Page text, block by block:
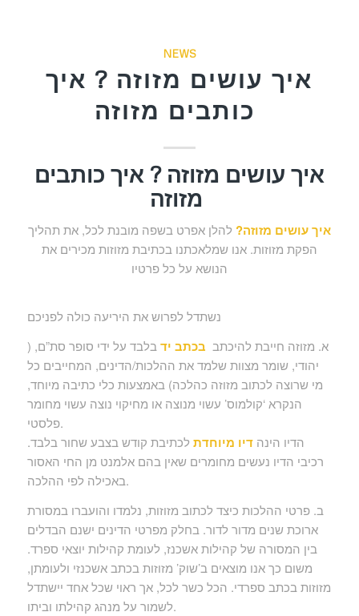
NEWS
איך עושים מזוזה ? איך
איך עושים מזוזה ? איך כותבים
איך עושים מזוזה? להלן אפרט בשפה מובנת לכל, את תהליך
הפקת מזוזות. אנו שמלאכתנו בכתיבת מזוזות מכירים את
הנושא על כל פרטיו
נשתדל לפרוש את היריעה כולה לפניכם
א. מזוזה חייבת להיכתב בכתב יד בלבד על ידי סופר סת”ם, (
יהודי, שומר מצוות שלמד את ההלכות/הדינים, המחייבים כל
מי שרוצה לכתוב מזוזה כהלכה) באמצעות כלי כתיבה מיוחד,
הנקרא ‘קולמוס’ עשוי מנוצה או מחיקוי נוצה עשוי מחומר
פלסטי.
הדיו הינהדיו מיוחדת לכתיבת קודש בצבע שחור בלבד.
רכיבי הדיו נעשים מחומרים שאין בהם אלמנט מן החי האסור
באכילה לפי ההלכה.
ב. פרטי ההלכות כיצד לכתוב מזוזות, נלמדו והועברו במסורת
ארוכת שנים מדור לדור. בחלק מפרטי הדינים ישנם הבדלים
בין המסורה של קהילות אשכנז, לעומת קהילות יוצאי ספרד.
משום כך אנו מוצאים ב’שוק’ מזוזות בכתב אשכנזי ולעומתן,
מזוזות בכתב ספרדי. הכל כשר לכל, אך ראוי שכל אחד יישתדל
לשמור על מנהג קהילתו וביתו.